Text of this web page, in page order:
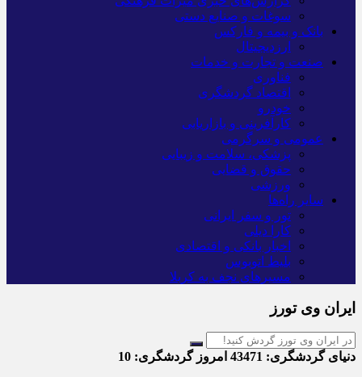
سوغات و صنایع دستی
بانک و بیمه و فارکس
ارزدیجیتال
صنعت و تجارت و خدمات
فناوری
اقتصاد گردشگری
خودرو
کارآفرینی و بازاریابی
عمومی و سرگرمی
پزشکی، سلامت و زیبایی
حقوق و قضایی
ورزشی
سایر راه‌ها
تور و سفر ایرانی
کارا دیلی
اخبار بانکی و اقتصادی
بلیط اتوبوس
مسیرهای نجف به کربلا
ایران وی تورز
دنیای گردشگری: امروز گردشگری: